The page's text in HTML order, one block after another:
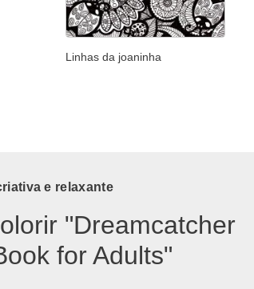
Linhas da joaninha
e relaxante
"Dreamcatcher
for Adults"